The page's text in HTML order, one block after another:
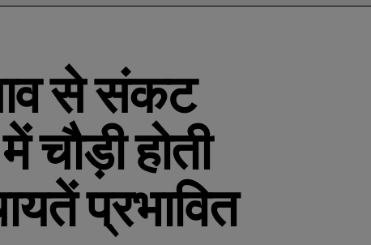
से संकट
चौड़ी होती
प्रभावित